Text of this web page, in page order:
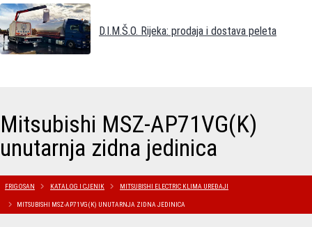
D.I.M.Š.O. Rijeka: prodaja i dostava peleta
Mitsubishi MSZ-AP71VG(K)
unutarnja zidna jedinica
FRIGOSAN KATALOG I CJENIK MITSUBISHI ELECTRIC KLIMA UREĐAJI
MITSUBISHI MSZ-AP71VG(K) UNUTARNJA ZIDNA JEDINICA